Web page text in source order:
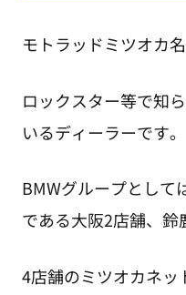
モトラッドミツオカ
ロックスター等で知
いるディーラーです。
BMWグループとして
である大阪2店舗、鈴
4店舗のミツオカネ